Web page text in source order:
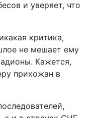
и уверяет, что
критика,
не мешает ему
Кажется,
прихожан в